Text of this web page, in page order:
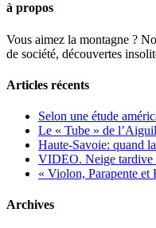
à propos
Vous aimez la montagne ?
de société, découvertes
Articles récents
Selon une étude
Le « Tube » de
Haute-Savoie: quand
VIDEO. Neige tardive
« Violon, Parapente et
Archives